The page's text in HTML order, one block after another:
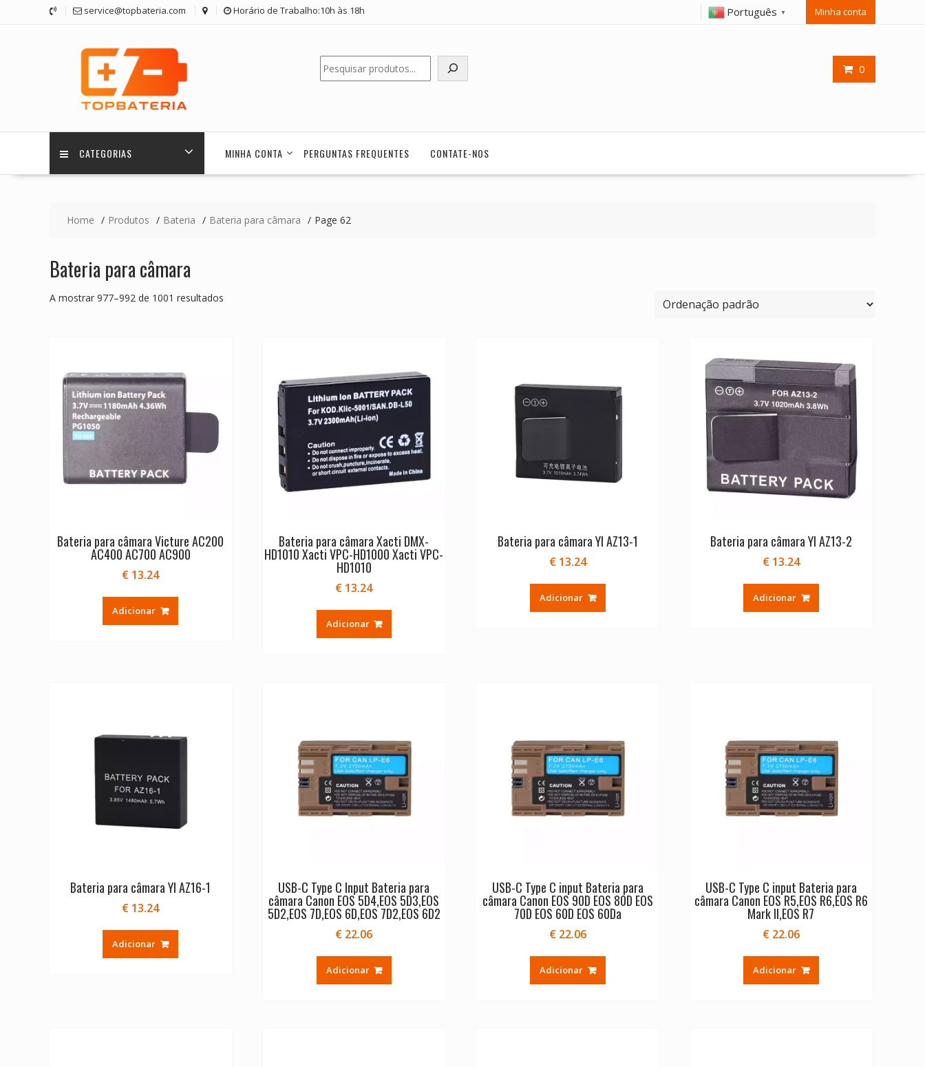
service@topbateria.com Horário de Trabalho:10h às 18h Português ▼ Minha conta
0
Pesquisar
CATEGORIAS MINHA CONTA PERGUNTAS FREQUENTES CONTATE-NOS
Home Produtos Bateria Bateria para câmara Page 62
Bateria para câmara
A mostrar 977–992 de 1001 resultados
Bateria para câmara Victure AC200
AC400 AC700 AC900
€ 13.24
Adicionar
Bateria para câmara Xacti DMX-
HD1010 Xacti VPC-HD1000 Xacti VPC-
HD1010
€ 13.24
Adicionar
Bateria para câmara YI AZ13-1
€13.24
Adicionar
Bateria para câmara YI AZ13-2
€13.24
Adicionar
Bateria para câmara YI AZ16-1
€ 13.24
Adicionar
USB-C Type C Input Bateria para
câmara Canon EOS 5D4,EOS 5D3,EOS
5D2,EOS 7D,EOS 6D,EOS 7D2,EOS 6D2
€ 22.06
Adicionar
USB-C Type C input Bateria para
câmara Canon EOS 90D EOS 80D EOS
70D EOS 60D EOS 60Da
€22.06
Adicionar
USB-C Type C input Bateria para
câmara Canon EOS R5,EOS R6,EOS R6
Mark II,EOS R7
€22.06
Adicionar